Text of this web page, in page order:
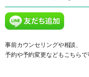
事前カウンセリングや相談、
予約や予約変更などもこちらで